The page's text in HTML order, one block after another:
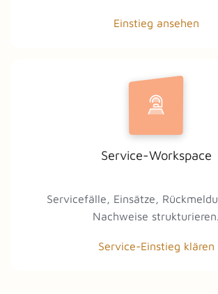
Einstieg ansehen
Service-Workspace
Servicefälle, Einsätze,
Nachweise strukturieren.
Service-Einstieg klären